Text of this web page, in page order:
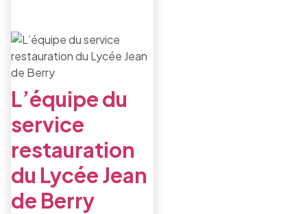
L’équipe du
service
restauration
du Lycée Jean
de Berry